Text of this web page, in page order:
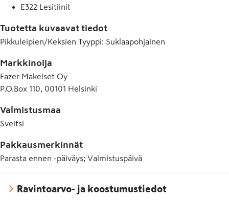
E322 Lesitiinit
Tuotetta kuvaavat tiedot
Pikkuleipien/Keksien Tyyppi: Suklaapohjainen
Markkinoija
Fazer Makeiset Oy
P.O.Box 110, 00101 Helsinki
Valmistusmaa
Sveitsi
Pakkausmerkinnät
Parasta ennen -päiväys; Valmistuspäivä
Ravintoarvo- ja koostumustiedot